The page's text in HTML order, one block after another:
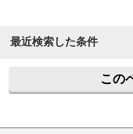
最近検索した条件
この